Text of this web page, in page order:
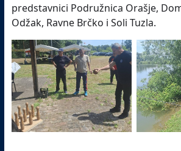
predstavnici Podružnica Orašje,
Odžak, Ravne Brčko i Soli Tuzla.